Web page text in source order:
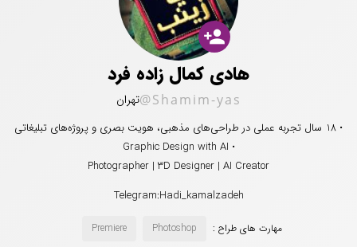
person_add
هادی کمال زاده فرد
@Shamim-yasتهران
• 18 سال تجربه عملی در طراحی‌های مذهبی، هویت بصری و پروژه‌های تبلیغاتی
• Graphic Design with AI
Photographer | 3D Designer | AI Creator
Telegram:Hadi_kamalzadeh
مهارت های طراح : Photoshop
Premiere